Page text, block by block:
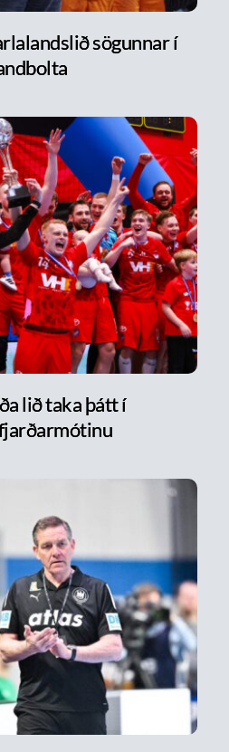
sögunnar í
lið taka þátt í